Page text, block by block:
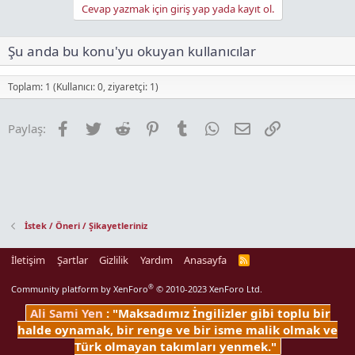
n
:
Cevap yazmak için giriş yap yada kayıt ol.
Şu anda bu konu'yu okuyan kullanıcılar
Toplam: 1 (Kullanıcı: 0, ziyaretçi: 1)
Paylaş: Facebook
Twitter Reddit PinterestTumblr WhatsApp
E-posta
İstek / Öneri / Şikayetleriniz
İletişim Şartlar Gizlilik Yardım Anasayfa
R
Community platform by XenForo® © 2010-2023 XenForo Ltd.
Ali Sami Yen : "Maksadımız İngilizler gibi toplu bir
halde oynamak, bir renge ve bir isme malik olmak ve
Türk olmayan takımları yenmek."